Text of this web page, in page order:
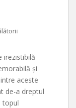
irezistibilă
și
aceste
de-a dreptul
topul